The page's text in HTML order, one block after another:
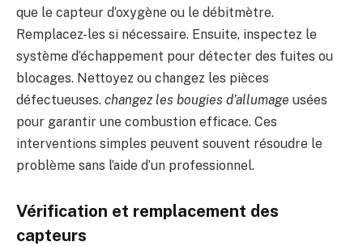
que le capteur d’oxygène ou le débitmètre.
Remplacez-les si nécessaire. Ensuite, inspectez le
système d’échappement pour détecter des fuites ou
blocages. Nettoyez ou changez les pièces
défectueuses. changez les bougies d’allumage usées
pour garantir une combustion efficace. Ces
interventions simples peuvent souvent résoudre le
problème sans l’aide d’un professionnel.
Vérification et remplacement des
capteurs